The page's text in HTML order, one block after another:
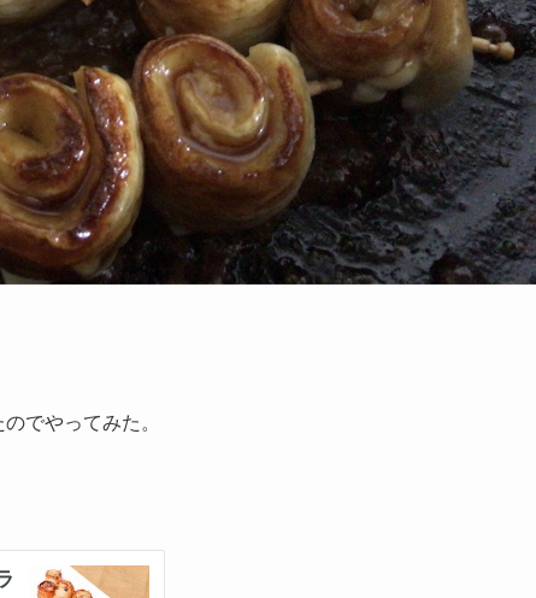
でやってみた。